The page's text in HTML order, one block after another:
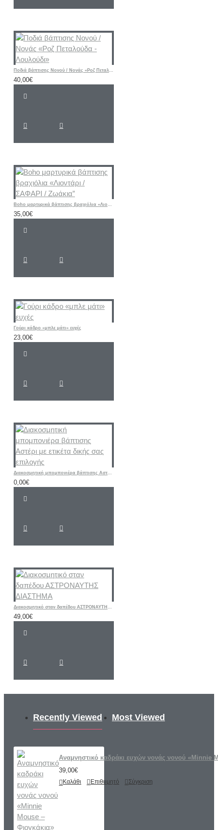
Ποδιά βάπτισης Νονού / Νονάς «Ροζ Πεταλούδα - Λουλούδι»
40,00€
Boho μαρτυρικά βάπτισης βραχιόλια «Λιοντάρι / ΣΑΦΑΡΙ / Ζωάκια”
35,00€
Γούρι κάδρο «μπλε μάτι» ευχές
23,00€
Διακοσμητική μπομπονιέρα βάπτισης Αστέρι με ετικέτα δικής σας επιλογής
0,00€
Διακοσμητικό σταν δαπέδου ΑΣΤΡΟΝΑΥΤΗΣ ΔΙΑΣΤΗΜΑ
49,00€
Recently Viewed Most Viewed
Αναμνηστικό καδράκι ευχών νονάς νονού «Minnie
39,00€
Καλάθι Επιθυμητό Σύγκριση